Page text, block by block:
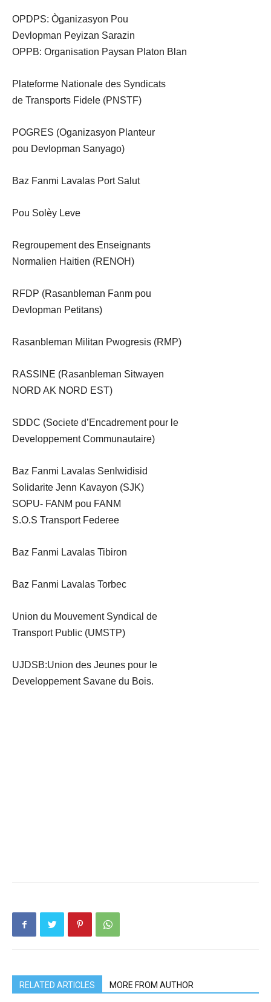
OPDPS: Òganizasyon Pou
Devlopman Peyizan Sarazin
OPPB: Organisation Paysan Platon Blan
Plateforme Nationale des Syndicats
de Transports Fidele (PNSTF)
POGRES (Oganizasyon Planteur
pou Devlopman Sanyago)
Baz Fanmi Lavalas Port Salut
Pou Solèy Leve
Regroupement des Enseignants
Normalien Haitien (RENOH)
RFDP (Rasanbleman Fanm pou
Devlopman Petitans)
Rasanbleman Militan Pwogresis (RMP)
RASSINE (Rasanbleman Sitwayen
NORD AK NORD EST)
SDDC (Societe d’Encadrement pour le
Developpement Communautaire)
Baz Fanmi Lavalas Senlwidisid
Solidarite Jenn Kavayon (SJK)
SOPU- FANM pou FANM
S.O.S Transport Federee
Baz Fanmi Lavalas Tibiron
Baz Fanmi Lavalas Torbec
Union du Mouvement Syndical de
Transport Public (UMSTP)
UJDSB:Union des Jeunes pour le
Developpement Savane du Bois.
RELATED ARTICLES MORE FROM AUTHOR